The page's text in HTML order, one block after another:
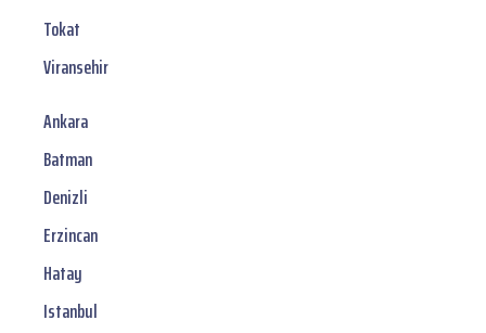
Tokat
Viransehir
Ankara
Batman
Denizli
Erzincan
Hatay
Istanbul